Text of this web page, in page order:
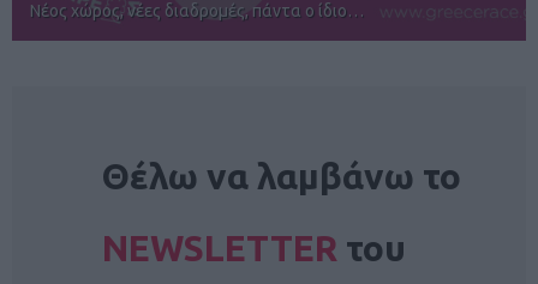
Αγώνες για όλους στην Ρόδο
Θέλω να λαμβάνω το
NEWSLETTER του